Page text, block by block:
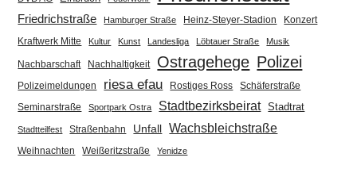
Friedrichstraße Hamburger Straße Heinz-Steyer-Stadion
Konzert
Kraftwerk Mitte
Kultur Kunst Landesliga Löbtauer Straße Musik
Nachbarschaft Nachhaltigkeit Ostragehege Polizei
Polizeimeldungen riesa efau Rostiges Ross Schäferstraße
Seminarstraße Sportpark Ostra Stadtbezirksbeirat Stadtrat
Stadtteilfest Straßenbahn Unfall Wachsbleichstraße
Weihnachten Weißeritzstraße Yenidze